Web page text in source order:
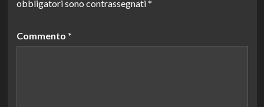
obbligatori sono contrassegnati*
Commento *